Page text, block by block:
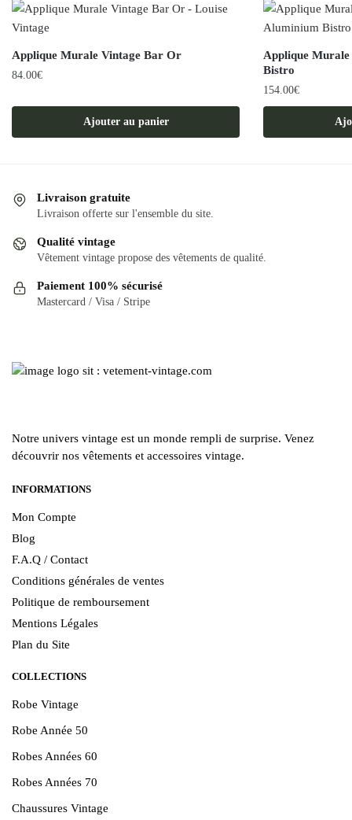
Applique Murale Vintage Bar Or
84.00€
Ajouter au panier
Applique
Bistro
154.00€
Livraison gratuite
Livraison offerte sur l'ensemble du site.
Qualité vintage
Vêtement vintage propose des vêtements de qualité.
Paiement 100% sécurisé
Mastercard / Visa / Stripe
Notre univers vintage est un monde rempli de surprise. Venez
découvrir nos vêtements et accessoires vintage.
INFORMATIONS
Mon Compte
Blog
F.A.Q / Contact
Conditions générales de ventes
Politique de remboursement
Mentions Légales
Plan du Site
COLLECTIONS
Robe Vintage
Robe Année 50
Robes Années 60
Robes Années 70
Chaussures Vintage